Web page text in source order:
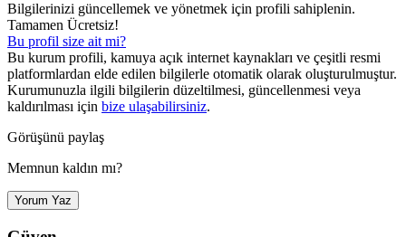
Bilgilerinizi güncellemek ve yönetmek için profili sahiplenin.
Tamamen Ücretsiz!
Bu profil size ait mi?
Bu kurum profili, kamuya açık internet kaynakları ve çeşitli resmi
platformlardan elde edilen bilgilerle otomatik olarak oluşturulmuştur.
Kurumunuzla ilgili bilgilerin düzeltilmesi, güncellenmesi veya
kaldırılması için bize ulaşabilirsiniz.
Görüşünü paylaş
Memnun kaldın mı?
Yorum Yaz